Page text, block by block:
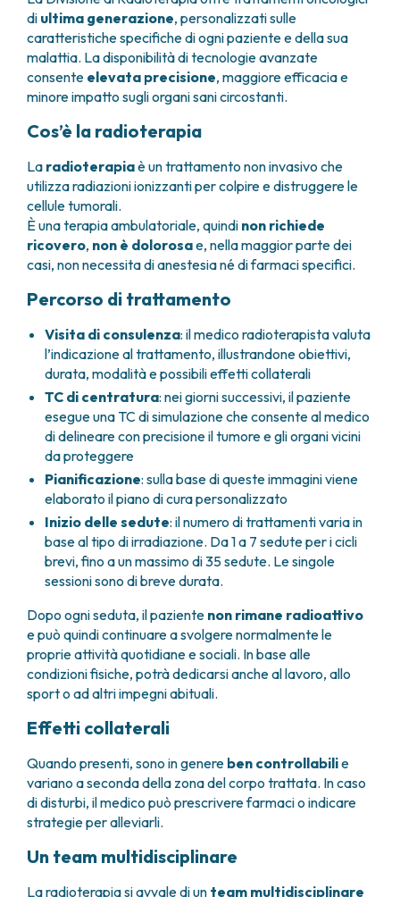
TUMORI TESTA E COLLO
TUMORI TIROIDE E GHIANDOLE ENDOCRINE
APPARATO GENITALE-RIPRODUTTIVO
ENDOMETRIOSI
TUMORE CERVICE UTERINA
TUMORI MAMMELLA
TUMORI OVAIO
TUMORI PROSTATA
TUMORI TESTICOLO
TUMORI VESCICA
LEUCEMIE ACUTE
LINFOMI
MELANOMI
MESOTELIOMI
METASTASI DEL SISTEMA NERVOSO CENTRALE
MIELOMI
NEOPLASIE MIELODISPLASTICHE
NEOPLASIE MIELOPROLIFERATIVE CRONICHE
SARCOMI E TUMORI RARI
TUMORI OSSEI
AREE CHIRURGICHE
ANESTESIA E RIANIMAZIONE
BREAST UNIT
CENTRO PER I TUMORI DELL’OVAIO
CHIRURGIA ONCOLOGICA
CHIRURGIA PLASTICA RICOSTRUTTIVA
CHIRURGIA DEI TUMORI DELLA PELLE
CHIRURGIA UROLOGICA
CHIRURGIA SENOLOGICA
GASTROENTEROLOGIA ED ENDOSCOPIA
DIGESTIVA
EREDITARI
DIAGNOSTICA E SERVIZI
DIREZIONE ASSISTENZIALE E TECNICA
ANATOMIA PATOLOGICA
FARMACIA
FISICA SANITARIA
LABORATORIO ANALISI
MEDICINA NUCLEARE
RADIODIAGNOSTICA
RADIOTERAPIA
CONSULENZE
CARDIOLOGIA
GENETICA MEDICA
PNEUMOLOGIA
PSICOLOGIA
TERAPIA DEL DOLORE E CURE PALLIATIVE
ALTRE CONSULENZE
RICERCA CLINICA
UNITÀ CLINICA DI FASE I
CLINICAL RESEARCH UNIT (CRU)
COME RAGGIUNGERCI
OSPITALITÀ SOLIDALE
ASSISTENTE SOCIALE
CANDIOLO CARES
I VOLONTARI
LISTE D’ATTESA
TECHNOLOGY TRANSFER OFFICE (TTO)
LABORATORI
GENOMICS CENTRE
PROGETTI INTERNAZIONALI
PROGETTI NAZIONALI
RICERCA ONCOLOGICA
HOSPICE
NEWS
SOSTIENI LA RICERCA
di ultima generazione, personalizzati sulle
caratteristiche specifiche di ogni paziente e della sua
malattia. La disponibilità di tecnologie avanzate
consente elevata precisione, maggiore efficacia e
minore impatto sugli organi sani circostanti.
Cos’è la radioterapia
La radioterapiaè un trattamento non invasivo che
utilizza radiazioni ionizzanti per colpire e distruggere le
cellule tumorali.
È una terapia ambulatoriale, quindi non richiede
ricovero, non è dolorosae, nella maggior parte dei
casi, non necessita di anestesia né di farmaci specifici.
Percorso di trattamento
Visita di consulenza: il medico radioterapista valuta
l’indicazione al trattamento, illustrandone obiettivi,
durata, modalità e possibili effetti collaterali
TC di centratura: nei giorni successivi, il paziente
esegue una TC di simulazione che consente al medico
di delineare con precisione il tumore e gli organi vicini
da proteggere
Pianificazione: sulla base di queste immagini viene
elaborato il piano di cura personalizzato
Inizio delle sedute: il numero di trattamenti varia in
base al tipo di irradiazione. Da 1 a 7 sedute per i cicli
brevi, fino a un massimo di 35 sedute. Le singole
sessioni sono di breve durata.
Dopo ogni seduta, il paziente non rimane radioattivo
e può quindi continuare a svolgere normalmente le
proprie attività quotidiane e sociali. In base alle
condizioni fisiche, potrà dedicarsi anche al lavoro, allo
sport o ad altri impegni abituali.
Effetti collaterali
Quando presenti, sono in genere ben controllabilie
variano a seconda della zona del corpo trattata. In caso
di disturbi, il medico può prescrivere farmaci o indicare
strategie per alleviarli.
Un team multidisciplinare
La radioterapia si avvale di un team multidisciplinare